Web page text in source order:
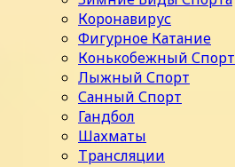
Коронавирус
Фигурное Катание
Конькобежный Спорт
Лыжный Спорт
Санный Спорт
Гандбол
Шахматы
Трансляции